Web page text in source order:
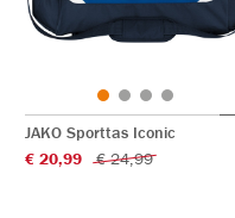
JAKO Sporttas Iconic
€ 20,99
€ 24,99